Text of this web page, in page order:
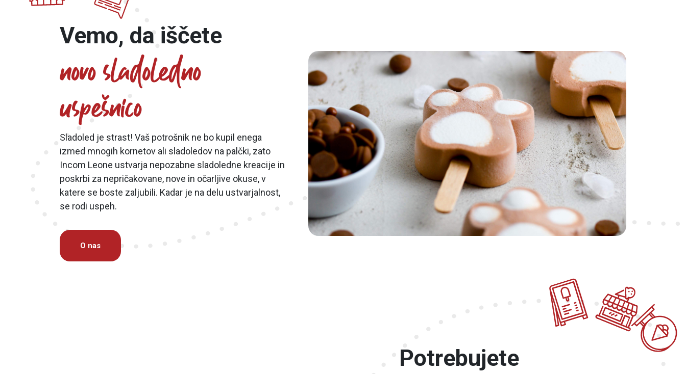
Vemo, da iščete
novo sladoledno
uspešnico
Sladoled je strast! Vaš potrošnik ne bo kupil enega
izmed mnogih kornetov ali sladoledov na palčki, zato
Incom Leone ustvarja nepozabne sladoledne kreacije in
poskrbi za nepričakovane, nove in očarljive okuse, v
katere se boste zaljubili. Kadar je na delu ustvarjalnost,
se rodi uspeh.
O nas
Potrebujete